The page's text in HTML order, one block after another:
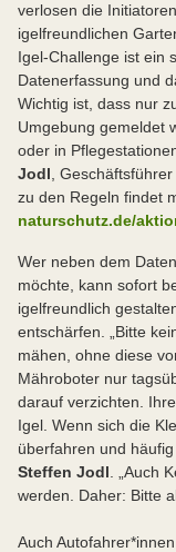
verlosen die
igelfreundlichen
Igel-Challenge ist ein
Datenerfassung und
Wichtig ist, dass nur
Umgebung gemeldet
oder in
Jodl ,
zu den Regeln findet
naturschutz.de/
Wer neben dem
möchte, kann sofort
igelfreundlich
entschärfen. „Bitte
mähen, ohne diese
Mähroboter nur
darauf verzichten.
Igel. Wenn sich die
überfahren und
Steffen Jodl . „Auch
werden. Daher: Bitte
Auch